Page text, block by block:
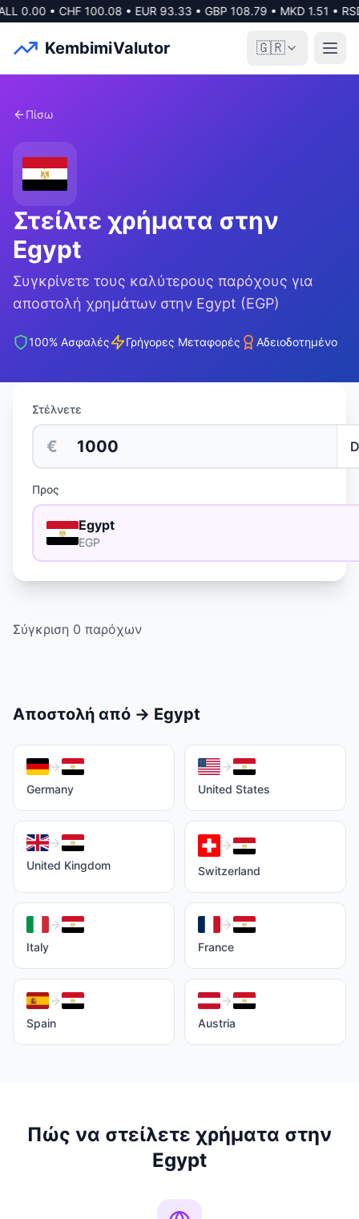
0.00• CHF 100.08• EUR 93.33• GBP 108.79• MKD 1.51•
KembimiValutor 🇬🇷
Πίσω
Στείλτε χρήματα στην
Egypt
Συγκρίνετε τους καλύτερους παρόχους για
αποστολή χρημάτων στην Egypt (EGP)
100% Ασφαλές Γρήγορες Μεταφορές Αδειοδοτημένο
Στέλνετε
€
Προς
Egypt
EGP
Σύγκριση 0 παρόχων
Αποστολή από → Egypt
Germany United States
United Kingdom Switzerland
Italy France
Spain Austria
Πώς να στείλετε χρήματα στην
Egypt